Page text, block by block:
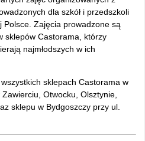
dla szkół i przedszkoli
Polsce. Zajęcia prowadzone są
sklepów Castorama, którzy
najmłodszych w ich
sklepach Castorama w
Otwocku, Olsztynie,
sklepu w Bydgoszczy przy ul.